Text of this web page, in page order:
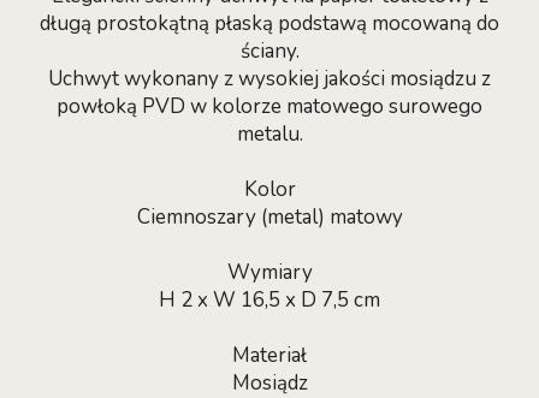
długą prostokątną płaską podstawą mocowaną do
ściany.
Uchwyt wykonany z wysokiej jakości mosiądzu z
powłoką PVD w kolorze matowego surowego
metalu.
Kolor
Ciemnoszary (metal) matowy
Wymiary
H 2 x W 16,5 x D 7,5 cm
Materiał
Mosiądz